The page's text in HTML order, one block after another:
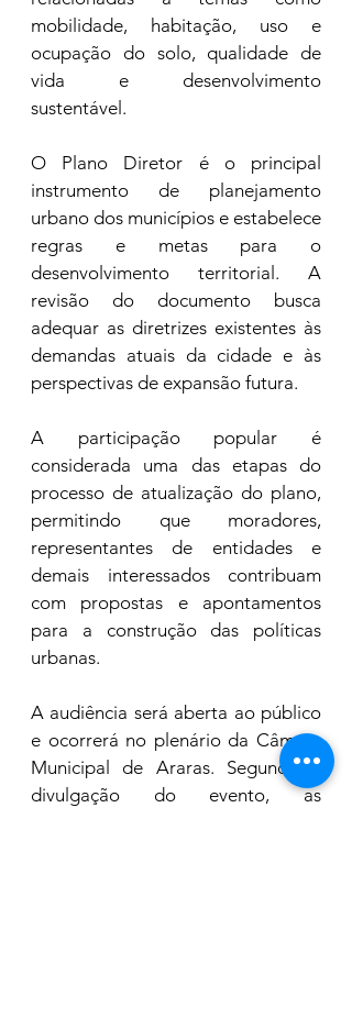
mobilidade, habitação, uso e
ocupação do solo, qualidade de
vida e desenvolvimento
sustentável.
O Plano Diretor é o principal
instrumento de planejamento
urbano dos municípios e estabelece
regras e metas para o
desenvolvimento territorial. A
revisão do documento busca
adequar as diretrizes existentes às
demandas atuais da cidade e às
perspectivas de expansão futura.
A participação popular é
considerada uma das etapas do
processo de atualização do plano,
permitindo que moradores,
representantes de entidades e
demais interessados contribuam
com propostas e apontamentos
para a construção das políticas
urbanas.
A audiência será aberta ao público
e ocorrerá no plenário da Câmara
Municipal de Araras. Segundo a
divulgação do evento, as